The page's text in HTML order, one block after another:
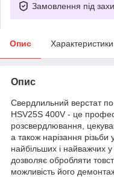
Замовлення під
Опис Характеристики
Опис
Свердлильний верстат
HSV25S 400V - це
розсвердлювання,
а також нарізання різьби
найбільших і найважчих
дозволяє обробляти
можливість його